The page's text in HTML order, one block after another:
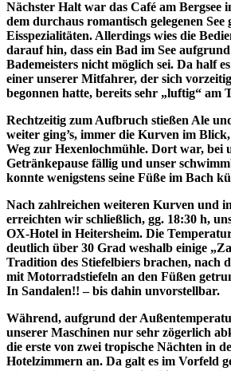
Nächster Halt war das Café am Bergsee
dem durchaus romantisch gelegenen See
Eisspezialitäten. Allerdings wies die
darauf hin, dass ein Bad im See aufgrund
Bademeisters nicht möglich sei. Da half
einer unserer Mitfahrer, der sich
begonnen hatte, bereits sehr „luftig“ am
Rechtzeitig zum Aufbruch stießen Ale
weiter ging’s, immer die Kurven im
Weg zur Hexenlochmühle. Dort war, bei
Getränkepause fällig und unser
konnte wenigstens seine Füße im Bach
Nach zahlreichen weiteren Kurven und
erreichten wir schließlich, gg. 18:30 h,
OX-Hotel in Heitersheim. Die
deutlich über 30 Grad weshalb einige
Tradition des Stiefelbiers brachen, nach
mit Motorradstiefeln an den Füßen
In Sandalen!! – bis dahin unvorstellbar.
Während, aufgrund der
unserer Maschinen nur sehr zögerlich
die erste von zwei tropische Nächten in
Hotelzimmern an. Da galt es im Vorfeld